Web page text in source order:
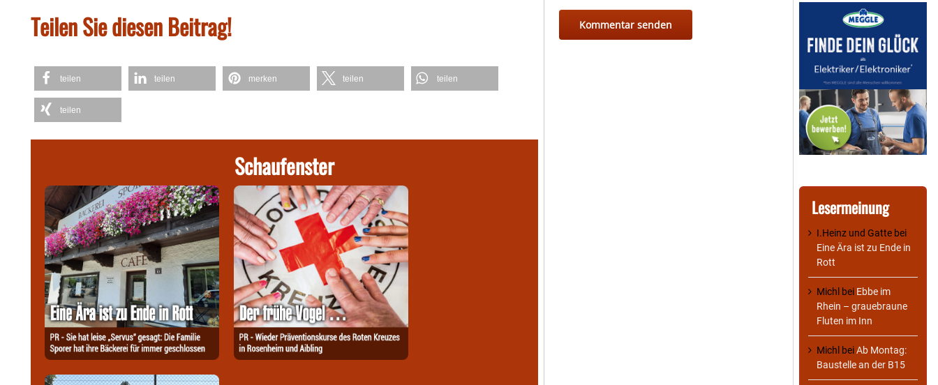
Teilen Sie diesen Beitrag!
teilen teilen merken teilen teilen
teilen
Schaufenster
Lesermeinung
I.Heinz und Gatte bei
Eine Ära ist zu Ende in
Rott
Michl bei Ebbe im
Rhein – grauebraune
Fluten im Inn
Michl beiAb Montag:
Baustelle an der B15